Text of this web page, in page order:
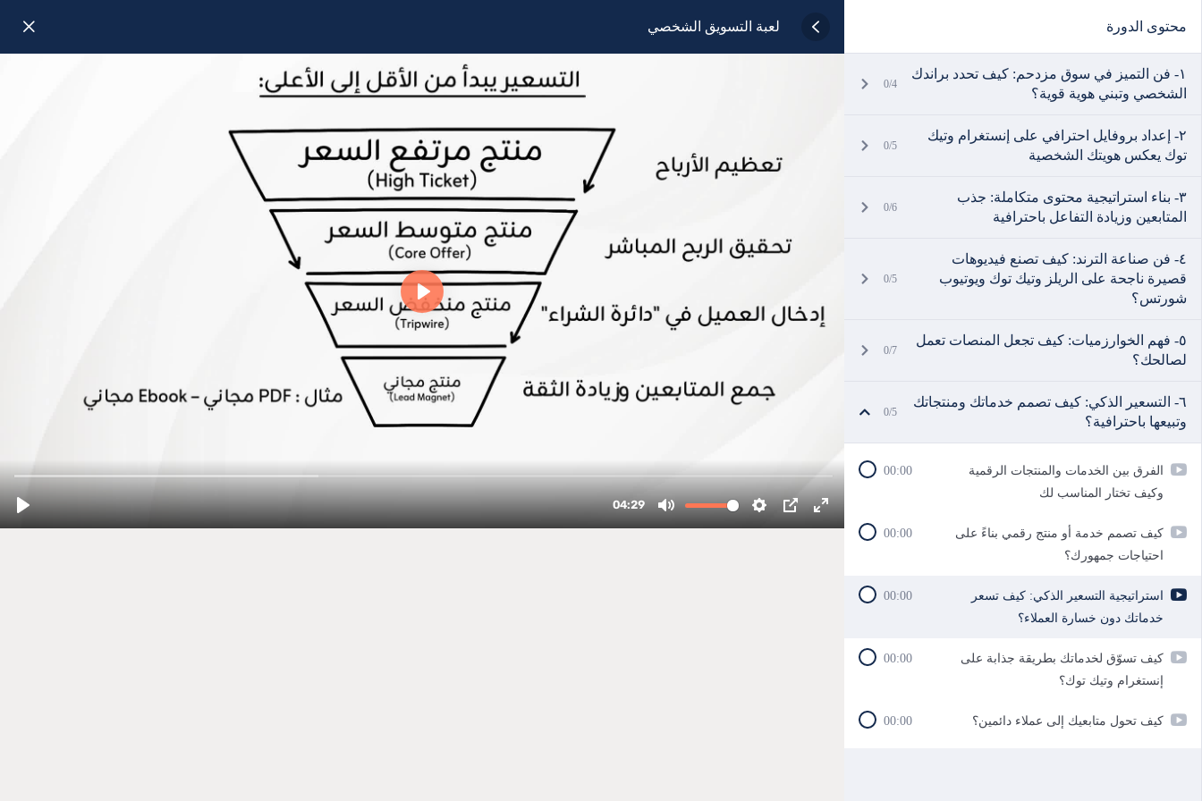
محتوى الدورة
١- فن التميز في سوق مزدحم: كيف تحدد براندك
الشخصي وتبني هوية قوية؟
0/4
٢- إعداد بروفايل احترافي على إنستغرام وتيك
توك يعكس هويتك الشخصية
0/5
٣- بناء استراتيجية محتوى متكاملة: جذب
المتابعين وزيادة التفاعل باحترافية
0/6
٤- فن صناعة الترند: كيف تصنع فيديوهات
قصيرة ناجحة على الريلز وتيك توك ويوتيوب
شورتس؟
0/5
٥- فهم الخوارزميات: كيف تجعل المنصات تعمل
لصالحك؟
0/7
٦- التسعير الذكي: كيف تصمم خدماتك ومنتجاتك
وتبيعها باحترافية؟
0/5
الفرق بين الخدمات والمنتجات الرقمية
وكيف تختار المناسب لك
00:00
كيف تصمم خدمة أو منتج رقمي بناءً على
احتياجات جمهورك؟
00:00
استراتيجية التسعير الذكي: كيف تسعر
خدماتك دون خسارة العملاء؟
00:00
كيف تسوّق لخدماتك بطريقة جذابة على
إنستغرام وتيك توك؟
00:00
كيف تحول متابعيك إلى عملاء دائمين؟ 00:00
لعبة التسويق الشخصي